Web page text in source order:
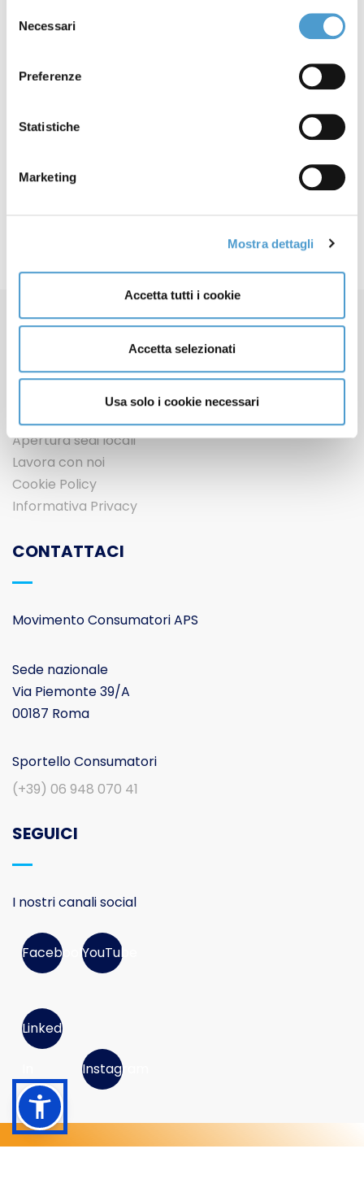
delNecessari
Preferenze
Statistiche
Marketing
Mostra dettagli
Accetta tutti i cookie
Accetta selezionati
Usa solo i cookie necessari
fraudolenta SIM)
07 Marzo 2022
Contatti
Apertura sedi locali
Lavora con noi
Cookie Policy
Informativa Privacy
CONTATTACI
Movimento Consumatori APS
Sede nazionale
Via Piemonte 39/A
00187 Roma
Sportello Consumatori
(+39) 06 948 070 41
SEGUICI
I nostri canali social
FacebookYouTube
Linked
Instagram